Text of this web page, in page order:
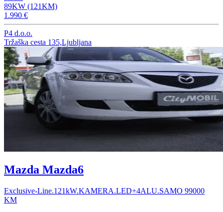
89KW (121KM)
1.990 €
P4 d.o.o.
Tržaška cesta 135,Ljubljana
Mazda Mazda6
Exclusive-Line.121kW.KAMERA.LED+4ALU.SAMO 99000
KM